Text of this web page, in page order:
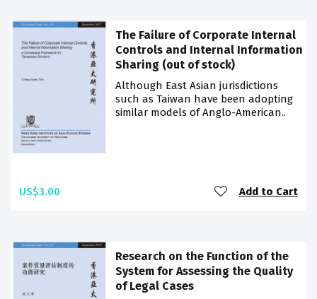
The Failure of Corporate Internal
Controls and Internal Information
Sharing (out of stock)
Although East Asian jurisdictions
such as Taiwan have been adopting
similar models of Anglo-American..
US$3.00 Add to Cart
Research on the Function of the
System for Assessing the Quality
of Legal Cases